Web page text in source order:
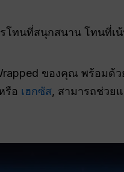
โทนที่สนุกสนาน โทนที่
ของคุณ พร้อมด้
รือ เฮกซัส, สามารถช่วย